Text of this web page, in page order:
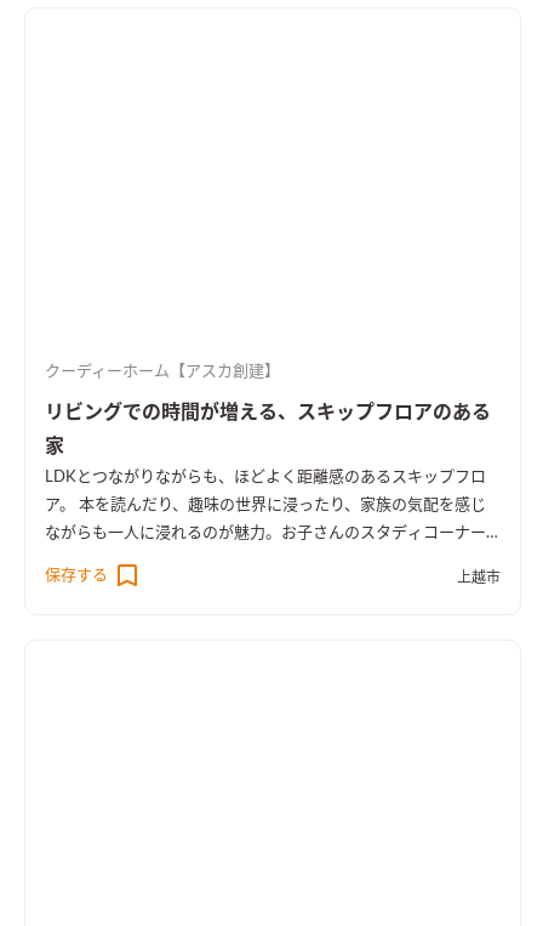
クーディーホーム【アスカ創建】
リビングでの時間が増える、スキップフロアのある
家
LDKとつながりながらも、ほどよく距離感のあるスキップフロ
ア。 本を読んだり、趣味の世界に浸ったり、家族の気配を感じ
ながらも一人に浸れるのが魅力。お子さんのスタディコーナー
にするのもオススメです。
保存する
上越市